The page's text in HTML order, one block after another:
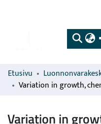
Etusivu
Variation in